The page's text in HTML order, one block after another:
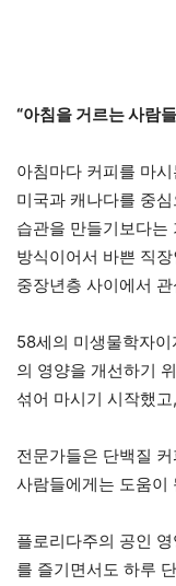
“아침을 거르는 사람
아침마다 커피를 마
미국과 캐나다를 중
습관을 만들기보다는
방식이어서 바쁜 직
중장년층 사이에서
58세의 미생물학자
의 영양을 개선하기
섞어 마시기 시작했
전문가들은 단백질
사람들에게는 도움이
플로리다주의 공인
를 즐기면서도 하루